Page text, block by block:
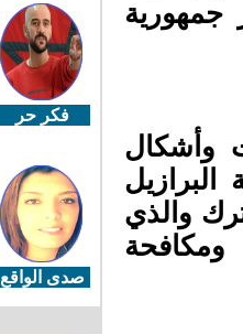
جمهورية
وأشكال
والذي
فكر حر
صدى الواقع